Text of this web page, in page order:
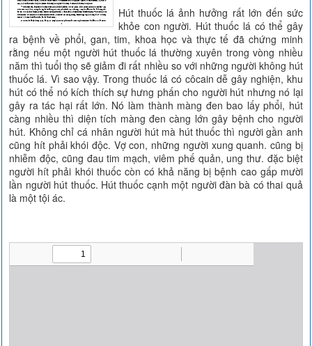
Hút thuốc lá ảnh hưởng rất lớn đến sức
khỏe con người. Hút thuốc lá có thể gây
ra bệnh về phổi, gan, tim, khoa học và thực tế đã chứng minh
rằng nếu một người hút thuốc lá thường xuyên trong vòng nhiều
năm thì tuổi thọ sẽ giảm đi rất nhiều so với những người không hút
thuốc lá. Vì sao vậy. Trong thuốc lá có côcain dễ gây nghiện, khu
hút có thể nó kích thích sự hưng phấn cho người hút nhưng nó lại
gây ra tác hại rất lớn. Nó làm thành màng đen bao lấy phổi, hút
càng nhiều thì diện tích màng đen càng lớn gây bệnh cho người
hút. Không chỉ cá nhân người hút mà hút thuốc thì người gần anh
cũng hít phải khói độc. Vợ con, những người xung quanh. cũng bị
nhiễm độc, cũng đau tim mạch, viêm phế quản, ung thư. đặc biệt
người hít phải khói thuốc còn có khả năng bị bệnh cao gấp mười
lần người hút thuốc. Hút thuốc cạnh một người đàn bà có thai quả
là một tội ác.